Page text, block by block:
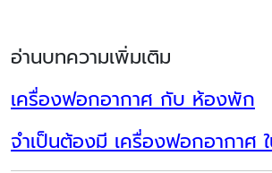
อ่านบทความเพิ่มเติม
เครื่องฟอกอากาศ กับ ห้องพัก
จำเป็นต้องมี เครื่องฟอกอากาศ